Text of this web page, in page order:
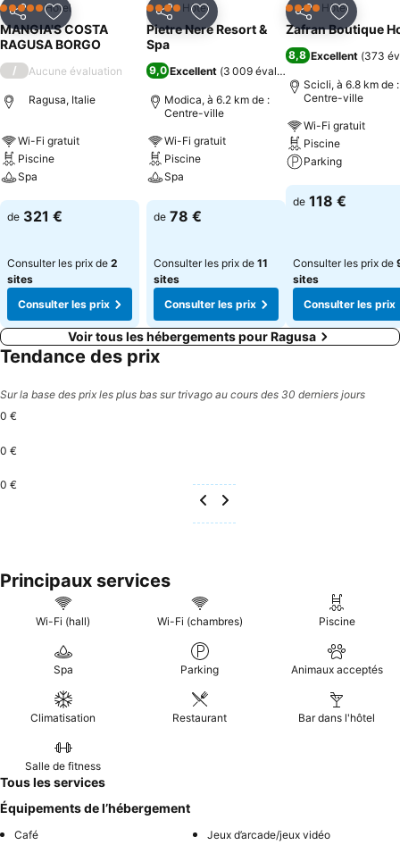
PartagerAjouter à mes favoris
5 Étoiles Hôtel
MANGIA'S COSTA
RAGUSA BORGO
/ Aucune évaluation
Ragusa, Italie
Wi-Fi gratuit
Piscine
Spa
Consulter les prix
de 321 €
Consulter les prix de 2
sites
Consulter les prix
PartagerAjouter à mes favoris
4 ÉtoilesHôtel
Pietre Nere Resort &
Spa
9,0 Excellent (3 009 évaluations
Modica, à 6.2 km de :
Centre-ville
Wi-Fi gratuit
Piscine
Spa
Consulter les prix
de 78 €
Consulter les prix de 11
sites
Consulter les prix
PartagerAjouter
4 ÉtoilesHôtel
Zafran Boutique
8,8 Excellent (373
Scicli, à 6.8 km de :
Centre-ville
Wi-Fi gratuit
Piscine
Parking
Consulter les
de 118 €
Consulter les prix de
sites
Consulter les prix
Voir tous les hébergements pour Ragusa
Tendance des prix
Sur la base des prix les plus bas sur trivago au cours des 30 derniers jours
0 €
0 €
0 €
Principaux services
Wi-Fi (hall) Wi-Fi (chambres) Piscine
Spa Parking Animaux acceptés
Climatisation Restaurant Bar dans l'hôtel
Salle de fitness
Tous les services
Équipements de l’hébergement
Café
Jeux d’arcade/jeux vidéo